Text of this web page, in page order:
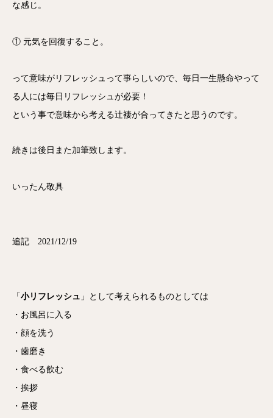
な感じ。
① 元気を 回復すること。
って意味がリフレッシュって事らしいので、毎日一生懸命やって
る人には毎日リフレッシュが必要！
という事で意味から考える辻褄が合ってきたと思うのです。
続きは後日また加筆致します。
いったん敬具
追記 2021/12/19
「 小リフレッシュ 」として考えられるものとしては
・お風呂に入る
・顔を洗う
・歯磨き
・食べる飲む
・挨拶
・昼寝